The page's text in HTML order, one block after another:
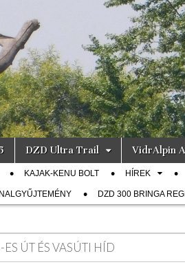
DZD Ultra Trail VidrAlpin
KAJAK-KENU BOLT HÍREK
DZD 300 BRINGA
ES ÚT ÉS VASÚTI HÍD